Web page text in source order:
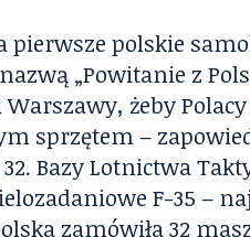
pierwsze polskie
„Powitanie z
żeby
sprzętem –
Bazy Lotnictwa
F-35 –
zamówiła 32